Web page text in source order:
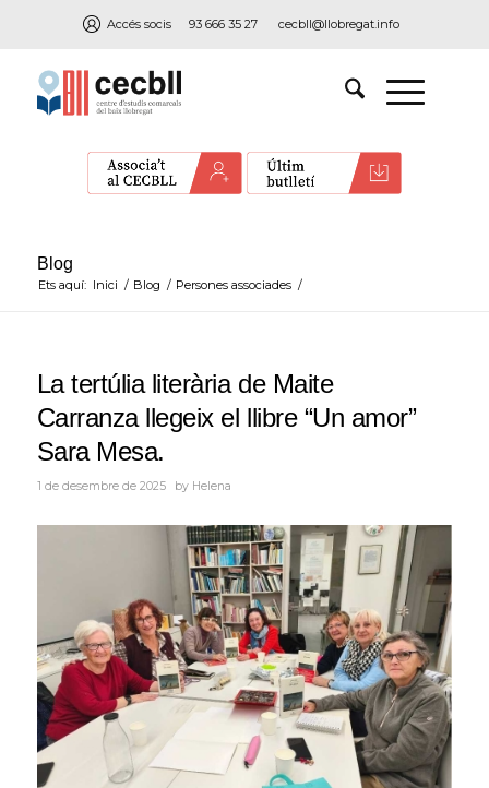
Accés socis 93 666 35 27 cecbll@llobregat.info
Blog
Ets aquí: Inici / Blog / Persones associades /
La tertúlia literària de Maite
Carranza llegeix el llibre “Un amor”
Sara Mesa.
1 de desembre de 2025 by Helena